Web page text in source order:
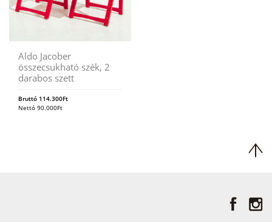
Aldo Jacober
összecsukható szék, 2
darabos szett
Bruttó 114.300Ft
Nettó 90.000Ft